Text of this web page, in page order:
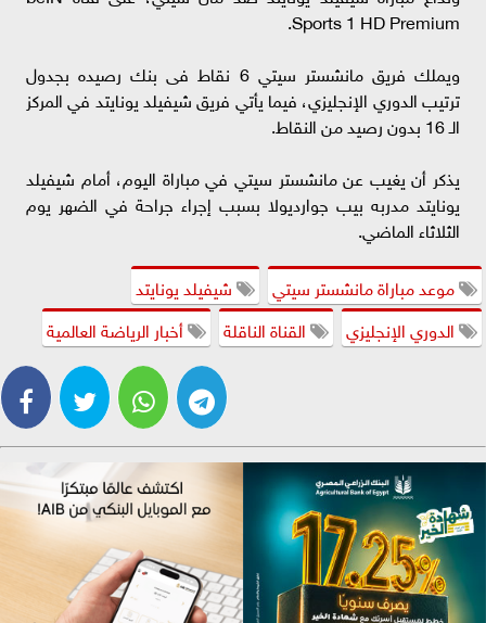
Sports 1 HD Premium.
ويملك فريق مانشستر سيتي 6 نقاط فى بنك رصيده بجدول
ترتيب الدوري الإنجليزي، فيما يأتي فريق شيفيلد يونايتد في المركز
الـ 16 بدون رصيد من النقاط.
يذكر أن يغيب عن مانشستر سيتي في مباراة اليوم، أمام شيفيلد
يونايتد مدربه بيب جوارديولا بسبب إجراء جراحة في الضهر يوم
الثلاثاء الماضي.
موعد مباراة مانشستر سيتي
شيفيلد يونايتد
الدوري الإنجليزي
القناة الناقلة أخبار الرياضة العالمية